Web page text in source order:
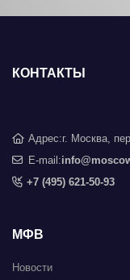
КОНТАКТЫ
Адрес:г. Москва,
E-mail:
+7 (495) 621-50-93
МФВ
Новости